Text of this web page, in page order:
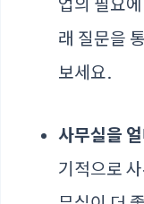
래 질문을
보세요.
사무실을
기적으로